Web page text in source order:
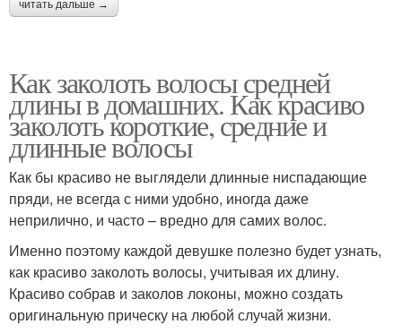
читать дальше →
Как заколоть волосы средней
длины в домашних. Как красиво
заколоть короткие, средние и
длинные волосы
Как бы красиво не выглядели длинные ниспадающие
пряди, не всегда с ними удобно, иногда даже
неприлично, и часто – вредно для самих волос.
Именно поэтому каждой девушке полезно будет узнать,
как красиво заколоть волосы, учитывая их длину.
Красиво собрав и заколов локоны, можно создать
оригинальную прическу на любой случай жизни.